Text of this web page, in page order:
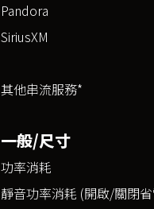
Pandora
SiriusXM
其他串流服務*
一般/尺寸
功率消耗
靜音功率消耗 (開啟/關閉